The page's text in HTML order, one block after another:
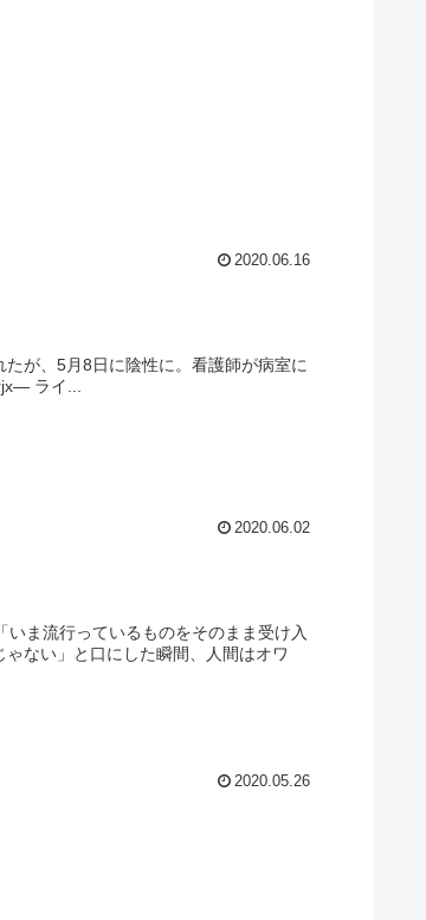
2020.06.16
が、5月8日に陰性に。看護師が病室に
ライ...
2020.06.02
ま流行っているものをそのまま受け入
ない」と口にした瞬間、人間はオワ
2020.05.26